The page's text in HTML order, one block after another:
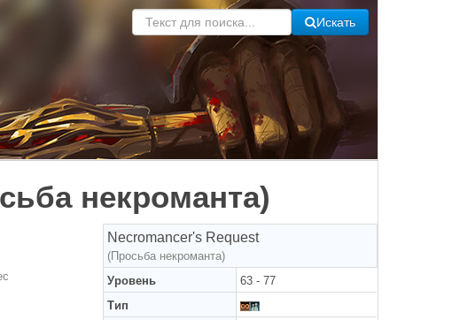
Искать
некроманта)
Necromancer's Request
(Просьба некроманта)
Уровень
63 - 77
Тип